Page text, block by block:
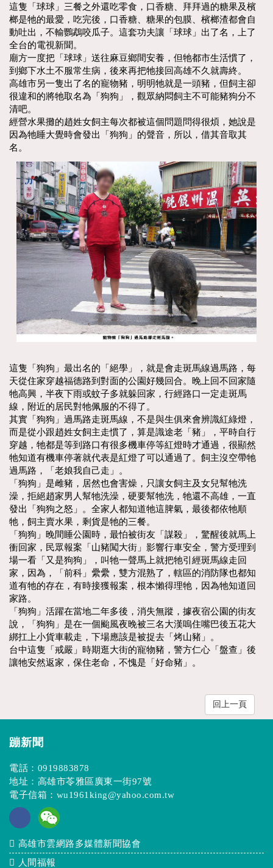
這隻「球球」三餐之外還吃零食，口香糖、拜拜過的糖果及檳
榔是牠的最愛，吃完後，口香糖、糖果的包膜、檳榔渣都會自
動吐出，不輸鸚鵡咬瓜子。這套功夫讓「球球」出了名，上了
全台的電視新聞。
廟方一度把「球球」送往麻豆鄉間安養，但牠都市生活慣了，
到鄉下水土不服常生病，後來再把牠接回高雄不久就壽終。
高雄市另一隻出了名的寵物豬，明明牠就是一頭豬，但飼主卻
很違和的將牠取名為「狗狗」，觀眾納悶飼主不可能豬狗分不
清吧。
經營水果攤的趙姓女飼主每次都被這個問題問得很煩，她說是
因為牠睡大覺時會發出「狗狗」的聲音，所以，借其音取其
名。
這隻「狗狗」最出名的「絕學」，就是會走斑馬線過馬路，每
天從住家穿越福德路到對面的公園好幾回合。晚上回不回家隨
牠高興，半夜下雨或蚊子多就躲回家，行經路口一定走斑馬
線，附近的居民對牠佩服的不得了。
其實「狗狗」過馬路走斑馬線，不是與生俱來會辨識紅綠燈，
而是從小跟趙姓女飼主走慣了，算是識途老「豬」，平時自行
穿越，牠都是等到路口有很多機車停等紅燈時才通過，很顯然
牠知道有機車停著就代表是紅燈了可以通過了。飼主沒空帶牠
過馬路，「老娘我自己走」。
「狗狗」是雌豬，居然也會害燥，只讓女飼主及女兒幫牠洗
澡，拒絕趙家男人幫牠洗澡，硬要幫牠洗，牠還不高雄，一直
發出「狗狗之怒」。全家人都知道牠這脾氣，最後都依牠順
牠，飼主賣水果，剩貨是牠的三餐。
「狗狗」晚間睡公園時，最怕被街友「謀殺」，驚醒後就馬上
衝回家，民眾報案「山豬闖大街」影響行車安全，警方受理到
場一看「又是狗狗」，叫牠一聲馬上就把牠引經斑馬線走回
家，因為，「前科」纍纍，雙方混熟了，轄區的消防隊也都知
道有牠的存在，有時接獲報案，根本懶得理牠，因為牠知道回
家路。
「狗狗」活躍在當地二年多後，消失無蹤，據夜宿公園的街友
說，「狗狗」是在一個颱風夜晚被三名大漢嗚住嘴巴後五花大
綁扛上小貨車載走，下場應該是被捉去「烤山豬」。
台中這隻「戒嚴」時期逛大街的寵物豬，警方仁心「盤查」後
讓牠安然返家，保住老命，不愧是「好命豬」。
回上一頁
蹦新聞
電話： 0919883878
地址：高雄市苓雅區廣東一街97號
電子信箱： wu1961king@yahoo.com.tw
高雄市雲網路多媒體新聞協會
人間福報